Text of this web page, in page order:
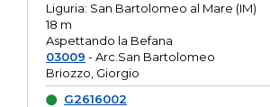
Liguria: San Bartolomeo al Mare (IM)
18 m
Aspettando la Befana
03009 - Arc.San Bartolomeo
Briozzo, Giorgio
G2616002